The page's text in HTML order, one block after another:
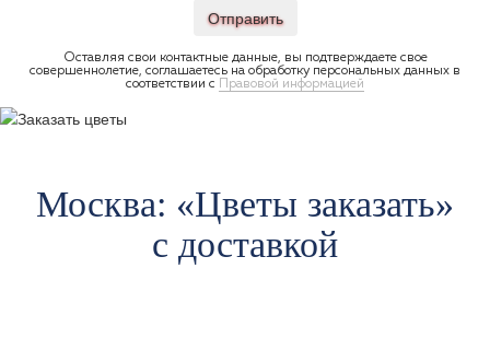
Отправить
Оставляя свои контактные данные, вы подтверждаете свое
совершеннолетие, соглашаетесь на обработку персональных данных в
соответствии с
Правовой информацией
Москва: «Цветы заказать»
с доставкой